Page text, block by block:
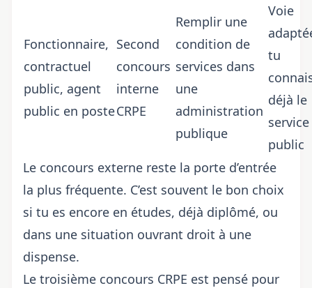
Fonctionnaire,
contractuel
public, agent
public en poste
Second
concours
interne
CRPE
Remplir une
condition de
services dans
une
administration
publique
Voie
tu
déjà le
service
public
Le concours externe reste la porte d’entrée
la plus fréquente. C’est souvent le bon choix
si tu es encore en études, déjà diplômé, ou
dans une situation ouvrant droit à une
dispense.
Le troisième concours CRPE est pensé pour